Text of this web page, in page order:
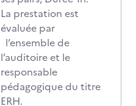
La prestation est
évaluée par
l’ensemble de
l’auditoire et le
responsable
pédagogique du titre
ERH.